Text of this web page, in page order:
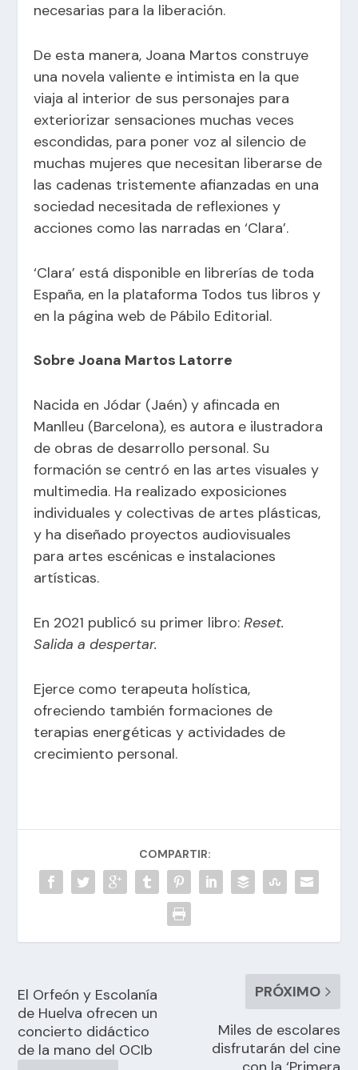
necesarias para la liberación.
De esta manera, Joana Martos construye
una novela valiente e intimista en la que
viaja al interior de sus personajes para
exteriorizar sensaciones muchas veces
escondidas, para poner voz al silencio de
muchas mujeres que necesitan liberarse de
las cadenas tristemente afianzadas en una
sociedad necesitada de reflexiones y
acciones como las narradas en ‘Clara’.
‘Clara’ está disponible en librerías de toda
España, en la plataforma Todos tus libros y
en la página web de Pábilo Editorial.
Sobre Joana Martos Latorre
Nacida en Jódar (Jaén) y afincada en
Manlleu (Barcelona), es autora e ilustradora
de obras de desarrollo personal. Su
formación se centró en las artes visuales y
multimedia. Ha realizado exposiciones
individuales y colectivas de artes plásticas,
y ha diseñado proyectos audiovisuales
para artes escénicas e instalaciones
artísticas.
En 2021 publicó su primer libro:Reset.
Salida a despertar.
Ejerce como terapeuta holística,
ofreciendo también formaciones de
terapias energéticas y actividades de
crecimiento personal.
COMPARTIR:
El Orfeón y Escolanía
de Huelva ofrecen un
concierto didáctico
de la mano del OCIb
PRÓXIMO
Miles de escolares
disfrutarán del cine